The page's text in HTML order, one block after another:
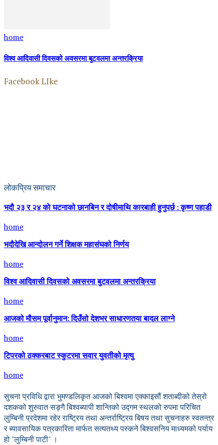
home
विश्व आदिवासी दिवसको अवसरमा बुटवलमा अन्तरक्रिया
Facebook LIke
लोकप्रिय समाचार
भदौ २३ र २४ काे घटनाको छानबिन र दोषीमाथि कारबाही हुनुपर्छ : कृष्ण पहाडी
home
भदौदेखि आन्दोलन गर्ने शिक्षक महासंघको निर्णय
home
विश्व आदिवासी दिवसको अवसरमा बुटवलमा अन्तरक्रिया
home
आजको मौसम पूर्वानुमान: दिउँसो देशभर साधारणतया बादल लाग्ने
home
टिपरको ठक्करबाट स्कुटरमा सवार युवतीको मृत्यु
home
सुचना प्रविधि द्वारा भुमण्डलिकृत आजको बिश्वमा एक्काइसौं शताब्दीको तेस्रो
दशकको शुरुवात सङ्गै बिश्वब्यापी शान्तिको उद्गम स्थलको रुपमा परिचित
लुम्बिनी प्रदेशमा रहेर राष्ट्रिय तथा अन्तर्राष्ट्रिय बिषय तथा सुचनाहरु स्वतन्त्र
र ब्यावसायिक पत्रकारिता मार्फत सत्यतथ्य पस्कने बिश्वसनिय माध्यमको पर्याय
हो "लुम्बिनी पाटी" ।